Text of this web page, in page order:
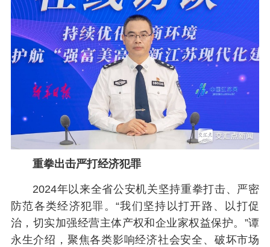
重拳出击严打经济犯罪
2024年以来全省公安机关坚持重拳打击、严密
防范各类经济犯罪。“我们坚持以打开路、以打促
治，切实加强经营主体产权和企业家权益保护。”谭
永生介绍，聚焦各类影响经济社会安全、破坏市场